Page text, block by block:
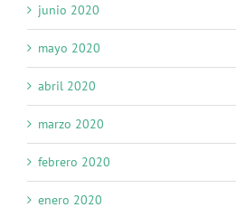
junio 2020
mayo 2020
abril 2020
marzo 2020
febrero 2020
enero 2020